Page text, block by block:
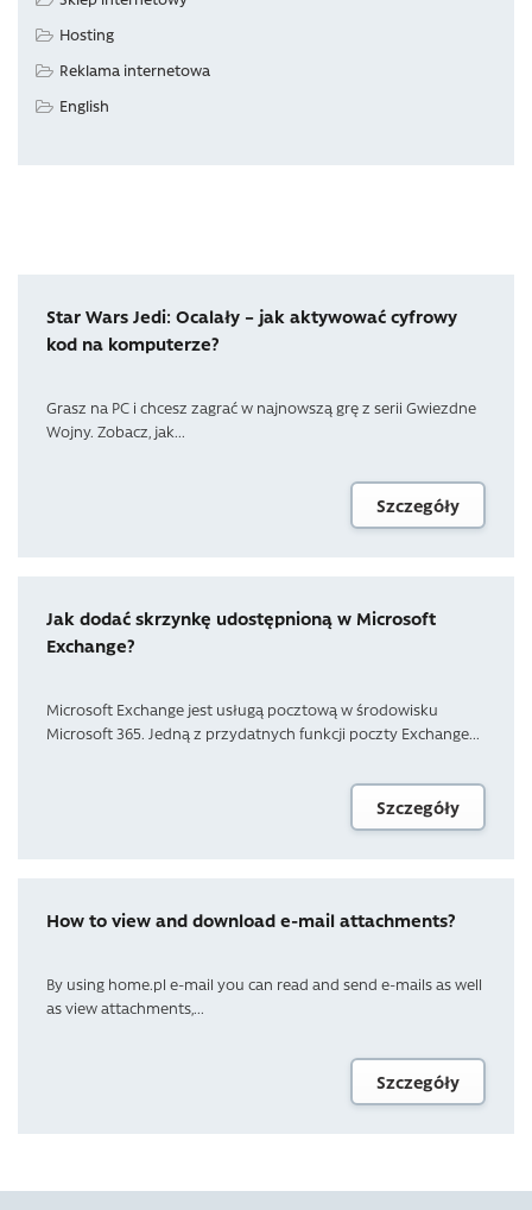
Hosting
Reklama internetowa
English
Star Wars Jedi: Ocalały – jak aktywować cyfrowy
kod na komputerze?
Grasz na PC i chcesz zagrać w najnowszą grę z serii Gwiezdne
Wojny. Zobacz, jak...
Szczegóły
Jak dodać skrzynkę udostępnioną w Microsoft
Exchange?
Microsoft Exchange jest usługą pocztową w środowisku
Microsoft 365. Jedną z przydatnych funkcji poczty Exchange...
Szczegóły
How to view and download e-mail attachments?
By using home.pl e-mail you can read and send e-mails as well
as view attachments,...
Szczegóły